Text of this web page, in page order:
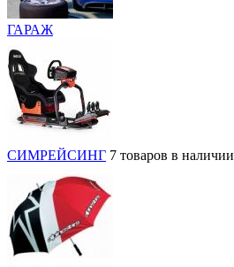
ГАРАЖ
СИМРЕЙСИНГ 7 товаров в наличии